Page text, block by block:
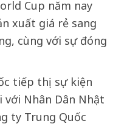
Cup năm nay
xuất giá rẻ sang
cùng với sự đóng
tiếp thị sự kiện
với Nhân Dân Nhật
ty Trung Quốc